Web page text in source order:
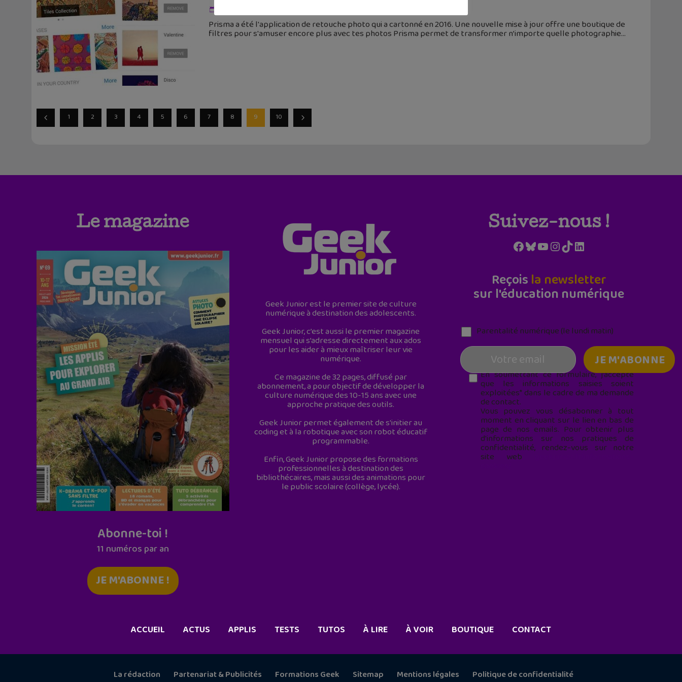
Prisma a été l'application de retouche photo qui a cartonné en 2016. Une nouvelle mise à jour offre une boutique de
filtres pour s'amuser encore plus avec tes photos Prisma permet de transformer n’importe quelle photographie
1 2 3 4 5 6 7 8 9 10
Le magazine
Abonne-toi !
11 numéros par an
JE M'ABONNE !
Geek Junior est le premier site de culture
numérique à destination des adolescents.
Geek Junior, c’est aussi le premier magazine
mensuel qui s’adresse directement aux ados
pour les aider à mieux maîtriser leur vie
numérique.
Ce magazine de 32 pages, diffusé par
abonnement, a pour objectif de développer la
culture numérique des 10-15 ans avec une
approche pratique des outils.
Geek Junior permet également de s'initier au
coding et à la robotique avec son robot éducatif
programmable.
Enfin, Geek Junior propose des formations
professionnelles à destination des
bibliothécaires, mais aussi des animations pour
le public scolaire (collège, lycée).
Suivez-nous !
Facebook
Bluesky
YouTube
Instagram
TikTokLinkedIn
Reçois la newsletter
sur l'éducation numérique
Parentalité numérique (le lundi matin)
En soumettant ce formulaire, j’accepte
que les informations saisies soient
exploitées* dans le cadre de ma demande
de contact.
Vous pouvez vous désabonner à tout
moment en cliquant sur le lien en bas de
page de nos emails. Pour obtenir plus
d'informations sur nos pratiques de
confidentialité, rendez-vous sur notre
site web
ACCUEIL ACTUS APPLIS TESTS TUTOS À LIRE À VOIR BOUTIQUE CONTACT
La rédaction Partenariat & Publicités Formations Geek Sitemap Mentions légales Politique de confidentialité